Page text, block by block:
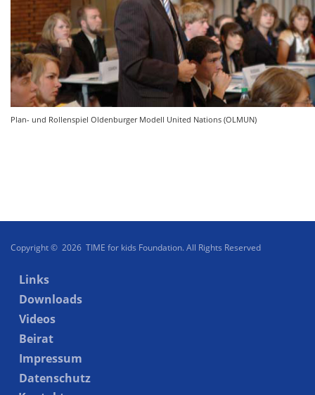
Plan- und Rollenspiel Oldenburger Modell United Nations (OLMUN)
Copyright © 2026 TIME for kids Foundation. All Rights Reserved
Links
Downloads
Videos
Beirat
Impressum
Datenschutz